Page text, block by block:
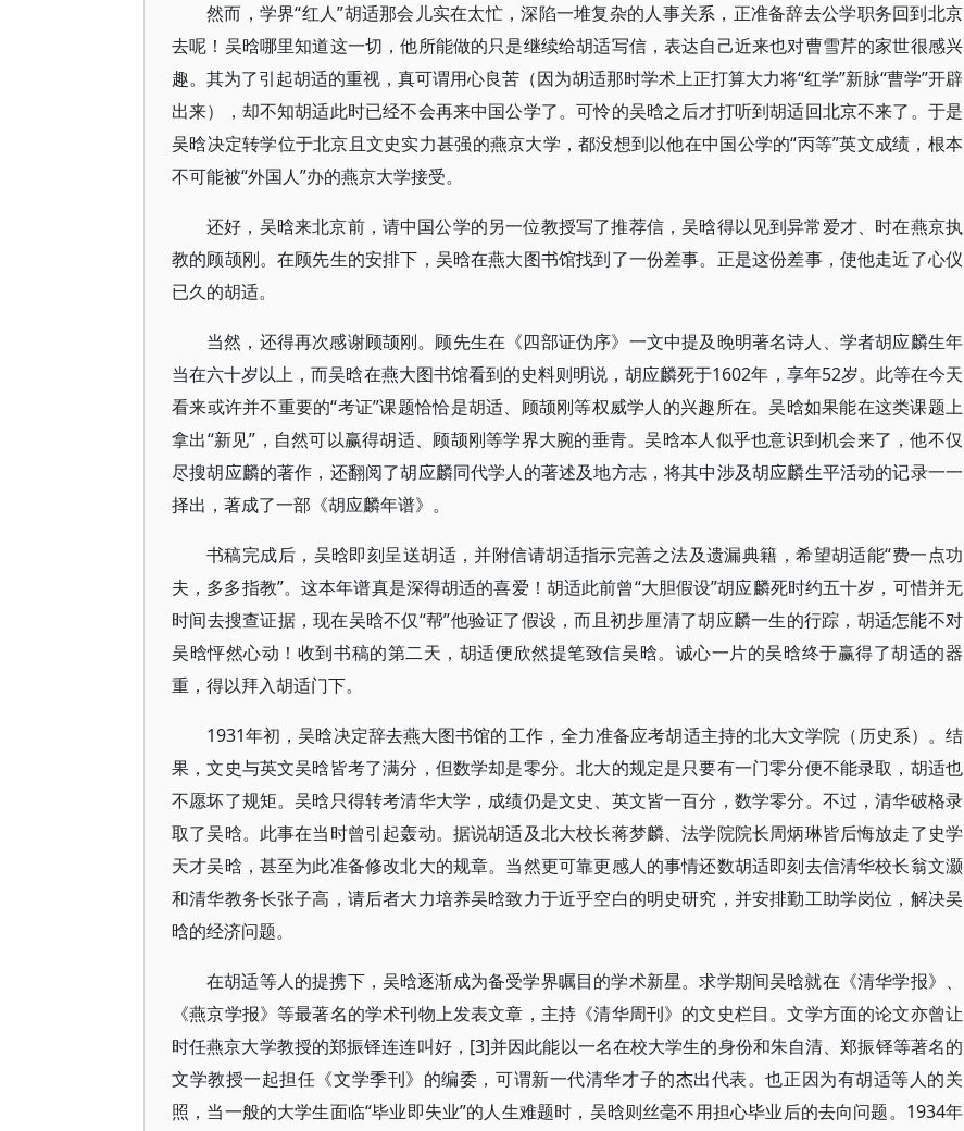
然而，学界“红人”胡适那会儿实在太忙，深陷一堆复杂的人事关系，正准备辞去公学职务回到北京
去呢！吴晗哪里知道这一切，他所能做的只是继续给胡适写信，表达自己近来也对曹雪芹的家世很感兴
趣。其为了引起胡适的重视，真可谓用心良苦（因为胡适那时学术上正打算大力将“红学”新脉“曹学”开辟
出来），却不知胡适此时已经不会再来中国公学了。可怜的吴晗之后才打听到胡适回北京不来了。于是
吴晗决定转学位于北京且文史实力甚强的燕京大学，都没想到以他在中国公学的“丙等”英文成绩，根本
不可能被“外国人”办的燕京大学接受。
还好，吴晗来北京前，请中国公学的另一位教授写了推荐信，吴晗得以见到异常爱才、时在燕京执
教的顾颉刚。在顾先生的安排下，吴晗在燕大图书馆找到了一份差事。正是这份差事，使他走近了心仪
已久的胡适。
当然，还得再次感谢顾颉刚。顾先生在《四部证伪序》一文中提及晚明著名诗人、学者胡应麟生年
当在六十岁以上，而吴晗在燕大图书馆看到的史料则明说，胡应麟死于1602年，享年52岁。此等在今天
看来或许并不重要的“考证”课题恰恰是胡适、顾颉刚等权威学人的兴趣所在。吴晗如果能在这类课题上
拿出“新见”，自然可以赢得胡适、顾颉刚等学界大腕的垂青。吴晗本人似乎也意识到机会来了，他不仅
尽搜胡应麟的著作，还翻阅了胡应麟同代学人的著述及地方志，将其中涉及胡应麟生平活动的记录一一
择出，著成了一部《胡应麟年谱》。
书稿完成后，吴晗即刻呈送胡适，并附信请胡适指示完善之法及遗漏典籍，希望胡适能“费一点功
夫，多多指教”。这本年谱真是深得胡适的喜爱！胡适此前曾“大胆假设”胡应麟死时约五十岁，可惜并无
时间去搜查证据，现在吴晗不仅“帮”他验证了假设，而且初步厘清了胡应麟一生的行踪，胡适怎能不对
吴晗怦然心动！收到书稿的第二天，胡适便欣然提笔致信吴晗。诚心一片的吴晗终于赢得了胡适的器
重，得以拜入胡适门下。
1931年初，吴晗决定辞去燕大图书馆的工作，全力准备应考胡适主持的北大文学院（历史系）。结
果，文史与英文吴晗皆考了满分，但数学却是零分。北大的规定是只要有一门零分便不能录取，胡适也
不愿坏了规矩。吴晗只得转考清华大学，成绩仍是文史、英文皆一百分，数学零分。不过，清华破格录
取了吴晗。此事在当时曾引起轰动。据说胡适及北大校长蒋梦麟、法学院院长周炳琳皆后悔放走了史学
天才吴晗，甚至为此准备修改北大的规章。当然更可靠更感人的事情还数胡适即刻去信清华校长翁文灏
和清华教务长张子高，请后者大力培养吴晗致力于近乎空白的明史研究，并安排勤工助学岗位，解决吴
晗的经济问题。
在胡适等人的提携下，吴晗逐渐成为备受学界瞩目的学术新星。求学期间吴晗就在《清华学报》、
《燕京学报》等最著名的学术刊物上发表文章，主持《清华周刊》的文史栏目。文学方面的论文亦曾让
时任燕京大学教授的郑振铎连连叫好，[3]并因此能以一名在校大学生的身份和朱自清、郑振铎等著名的
文学教授一起担任《文学季刊》的编委，可谓新一代清华才子的杰出代表。也正因为有胡适等人的关
照，当一般的大学生面临“毕业即失业”的人生难题时，吴晗则丝毫不用担心毕业后的去向问题。1934年